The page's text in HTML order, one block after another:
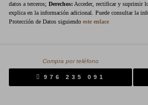
datos a terceros; Derechos: Acceder, rectificar y suprimir
explica en la información adicional. Puede consultar la
Protección de Datos siguiendo este enlace
Compra por teléfono
976 235 091